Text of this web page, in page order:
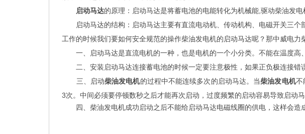
启动马达的原理：启动马达是将蓄电池的电能转化为机械能,驱动柴油发
启动马达的结构：启动马达主要有直流电动机、传动机构、电磁开关三
工作的时候我们要如何安全规范的操作柴油发电机的启动马达呢？那中威电力
一、启动马达是直流电机的一种，也是电机的一个小分类。不能在温度高
二、安装启动马达连接蓄电池的时候一定要注意极性，如果正负极连接错
三、启动柴油发电机的过程中不能连续多次的启动马达。当柴油发电机不
3次。中间必须要停顿数秒之后才能再次启动，过度频繁的启动容易导致启动马
四、柴油发电机成功启动之后不能给启动马达电磁线圈的供电，这样会造